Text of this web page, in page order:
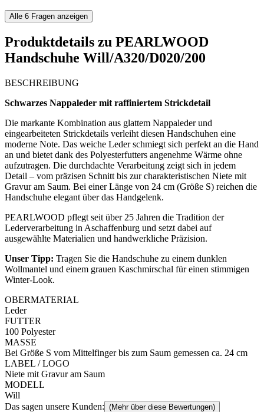
Alle 6 Fragen anzeigen
Produktdetails zu PEARLWOOD
Handschuhe Will/A320/D020/200
BESCHREIBUNG
Schwarzes Nappaleder mit raffiniertem Strickdetail
Die markante Kombination aus glattem Nappaleder und
eingearbeiteten Strickdetails verleiht diesen Handschuhen eine
moderne Note. Das weiche Leder schmiegt sich perfekt an die Hand
an und bietet dank des Polyesterfutters angenehme Wärme ohne
aufzutragen. Die durchdachte Verarbeitung zeigt sich in jedem
Detail – vom präzisen Schnitt bis zur charakteristischen Niete mit
Gravur am Saum. Bei einer Länge von 24 cm (Größe S) reichen die
Handschuhe elegant über das Handgelenk.
PEARLWOOD pflegt seit über 25 Jahren die Tradition der
Lederverarbeitung in Aschaffenburg und setzt dabei auf
ausgewählte Materialien und handwerkliche Präzision.
Unser Tipp: Tragen Sie die Handschuhe zu einem dunklen
Wollmantel und einem grauen Kaschmirschal für einen stimmigen
Winter-Look.
OBERMATERIAL
Leder
FUTTER
100 Polyester
MASSE
Bei Größe S vom Mittelfinger bis zum Saum gemessen ca. 24 cm
LABEL / LOGO
Niete mit Gravur am Saum
MODELL
Will
Das sagen unsere Kunden: (Mehr über diese Bewertungen)